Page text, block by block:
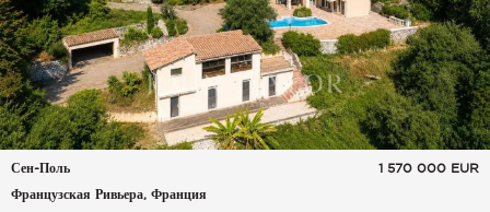
Сен-Поль
Французская Ривьера, Франция
1 570 000 EUR